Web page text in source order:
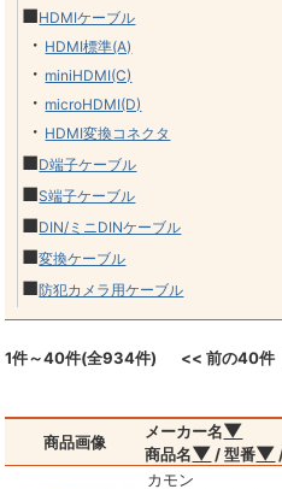
■HDMIケーブル
・ HDMI標準(A)
・ miniHDMI(C)
・ microHDMI(D)
・ HDMI変換コネクタ
■D端子ケーブル
■S端子ケーブル
■DIN/ミニDINケーブル
■変換ケーブル
■防犯カメラ用ケーブル
1件～40件(全934件) << 前の40件
商品画像
メーカー名▼
商品名▼ / 型番▼
カモン